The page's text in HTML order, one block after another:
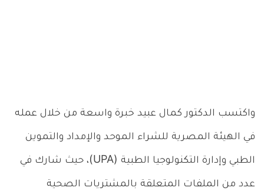
واكتسب الدكتور كمال عبيد خبرة واسعة من خلال عمله
في الهيئة المصرية للشراء الموحد والإمداد والتموين
الطبي وإدارة التكنولوجيا الطبية (UPA)، حيث شارك في
عدد من الملفات المتعلقة بالمشتريات الصحية